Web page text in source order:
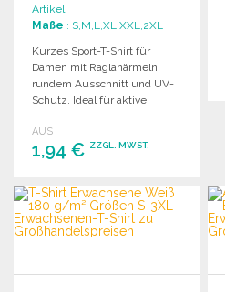
Artikel
Maße : S,M,L,XL,XXL,2XL
Kurzes Sport-T-Shirt für
Damen mit Raglanärmeln,
rundem Ausschnitt und UV-
Schutz. Ideal für aktive
AUS
1,94 € ZZGL. MWST.
BESTELLEN
Angebot anfordern